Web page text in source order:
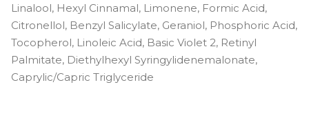
Linalool, Hexyl Cinnamal, Limonene, Formic Acid,
Citronellol, Benzyl Salicylate, Geraniol, Phosphoric Acid,
Tocopherol, Linoleic Acid, Basic Violet 2, Retinyl
Palmitate, Diethylhexyl Syringylidenemalonate,
Caprylic/Capric Triglyceride